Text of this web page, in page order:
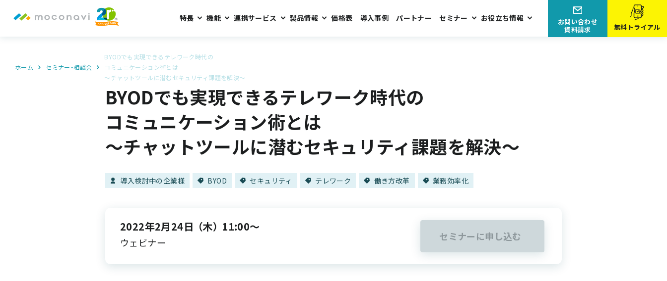
特長 機能 連携サービス 製品情報 価格表 導入事例 パートナー セミナー お役立ち情報
無料トライアル
お問い合わせ
資料請求
ホーム セミナー・相談会
BYODでも実現できるテレワーク時代の
コミュニケーション術とは
～チャットツールに潜むセキュリティ課題を解決～
BYODでも実現できるテレワーク時代の
コミュニケーション術とは
～チャットツールに潜むセキュリティ課題を解決～
導入検討中の企業様 BYOD セキュリティ テレワーク 働き方改革 業務効率化
2022年2月24日 （木） 11:00～
ウェビナー
セミナーに申し込む